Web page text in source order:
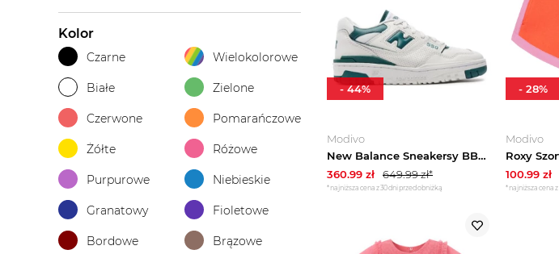
Kolor
Czarne Wielokolorowe
Białe Zielone
Czerwone Pomarańczowe
Żółte Różowe
Purpurowe Niebieskie
Granatowy Fioletowe
Bordowe Brązowe
Modivo
New Balance Sneakersy BBW550BI Biały
360.99 zł 649.99zł*
*najniższa cena z 30 dni przed obniżką
-44%
Modivo
100.99 zł
*najniższa cena
- 28%